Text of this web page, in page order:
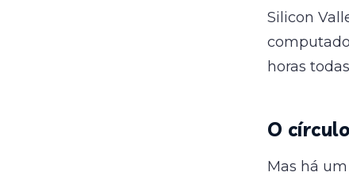
Silicon
horas
O
Mas há